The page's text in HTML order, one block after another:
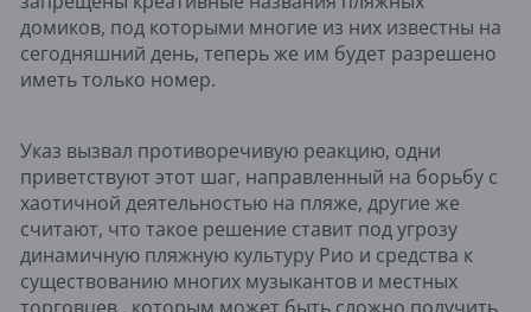
домиков, под которыми многие из них известны на
сегодняшний день, теперь же им будет разрешено
иметь только номер.
Указ вызвал противоречивую реакцию, одни
приветствуют этот шаг, направленный на борьбу с
хаотичной деятельностью на пляже, другие же
считают, что такое решение ставит под угрозу
динамичную пляжную культуру Рио и средства к
существованию многих музыкантов и местных